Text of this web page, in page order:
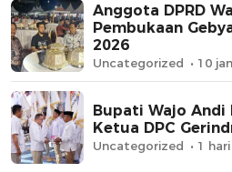
Anggota DPRD
Pembukaan
2026
Uncategorized 10
Bupati Wajo Andi
Ketua DPC
Uncategorized 1